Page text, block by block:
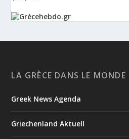
Ελλάδας σε διεθνείς δράσεις, που
εξωστρέφεια, τις συνεργασίες και
GAMESCOM | 26–30 Αυγούστου|
Ριάντ
LA GRÈCE DANS LE MONDE
Greek News Agenda
Griechenland Aktuell